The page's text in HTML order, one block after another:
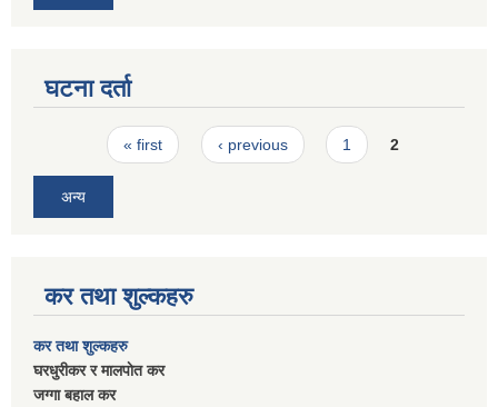
घटना दर्ता
Pages« first ‹ previous 1 2
अन्य
कर तथा शुल्कहरु
कर तथा शुल्कहरु
घरधुरीकर र मालपाेत कर
जग्गा बहाल कर